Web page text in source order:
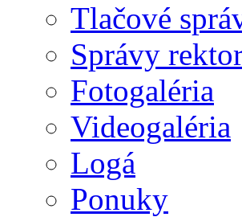
Tlačové
Správy
Fotogaléria
Videogaléria
Logá
Ponuky